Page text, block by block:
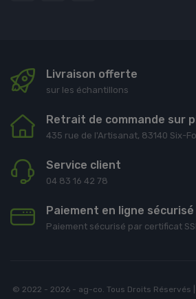
Livraison offerte
sur les échantillons
Retrait de commande sur
435 rue de l'Artisanat, 83140 Six-
Service client
04 83 16 42 78
Paiement en ligne sécurisé
Paiement sécurisé par certificat SSL
© 2022 - 2026 - ag-co. Tous Droits Réservés |